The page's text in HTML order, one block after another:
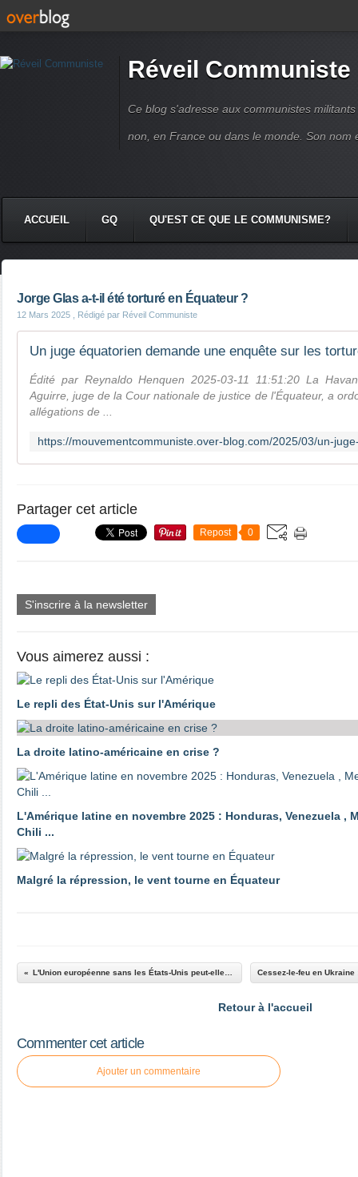
Réveil Communiste
Ce blog s'adresse aux communistes
non, en France ou dans le monde. Son nom
ACCUEIL GQ QU'EST CE QUE LE COMMUNISME?
Jorge Glas a-t-il été torturé en Équateur ?
12 Mars 2025 , Rédigé par Réveil Communiste
Édité par Reynaldo Henquen 2025-03-11 11:51:20 La
Aguirre, juge de la Cour nationale de justice de l'Équateur, a
allégations de ...
Partager cet article
Repost 0
S'inscrire à la newsletter
Vous aimerez aussi :
Le repli des État-Unis sur l'Amérique
La droite latino-américaine en crise ?
L'Amérique latine en novembre 2025 : Honduras, Venezuela ,
Chili ...
Malgré la répression, le vent tourne en Équateur
Retour à l'accueil
Commenter cet article
Ajouter un commentaire